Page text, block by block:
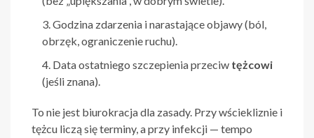
Godzina zdarzenia i narastające objawy (ból,
obrzęk, ograniczenie ruchu).
Data ostatniego szczepienia przeciw tężcowi
(jeśli znana).
To nie jest biurokracja dla zasady. Przy wściekliznie i
tężcu liczą się terminy, a przy infekcji — tempo